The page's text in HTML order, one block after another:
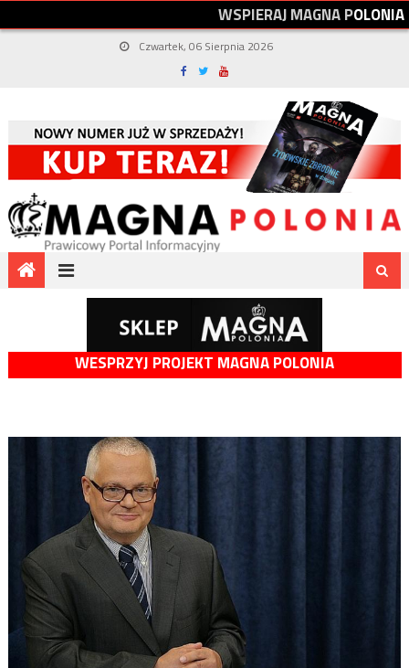
WSPIERAJMAGNAPOLONIA
Czwartek, 06 Sierpnia 2026
WESPRZYJ PROJEKT MAGNA POLONIA